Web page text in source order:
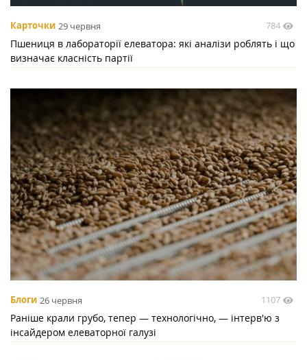
Карточки 29 червня 784
Пшениця в лабораторії елеватора: які аналізи роблять і що
визначає класність партії
Блоги 26 червня 1107
Раніше крали грубо, тепер — технологічно, — інтерв'ю з
інсайдером елеваторної галузі